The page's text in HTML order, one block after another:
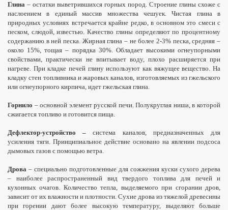
Глина – остатки выветрившихся горных пород. Строение глины схоже с
наслоением в единый массив множества чешуек. Чистая глина в
природных условиях встречается крайне редко, в основном это смеси с
песком, слюдой, известью. Качество глины определяют по процентному
содержанию в ней песка. Жирная глина – не более 2-3% песка, средняя –
около 15%, тощая – порядка 30%. Обладает высокими огнеупорными
свойствами, практически не впитывает воду, плохо расширяется при
нагреве. При кладке печей глину используют как вяжущее вещество. На
кладку стен топливника и жаровых каналов, изготовляемых из гжельского
или огнеупорного кирпича, идет гжельская глина.
Горнило – основной элемент русской печи. Полукруглая ниша, в которой
сжигается топливо и готовится пища.
Дефлектор-устройство –система каналов, предназначенных для
усиления тяги. Принципиальное действие основано на явлении подсоса
дымовых газов с помощью ветра.
Дрова – специально подготовленные для сожжения куски сухого дерева
– наиболее распространенный вид твердого топлива для печей и
кухонных очагов. Количество тепла, выделяемого при сгорании дров,
зависит от их влажности и плотности. Сухие дрова из тяжелой древесины
при горении дают более высокую температуру, выделяют больше